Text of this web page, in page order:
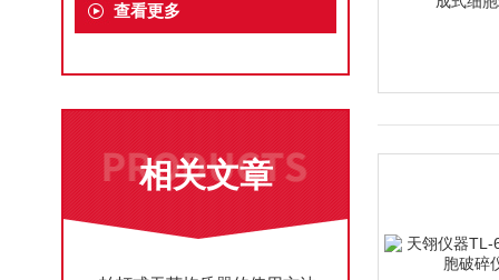
查看更多
相关文章